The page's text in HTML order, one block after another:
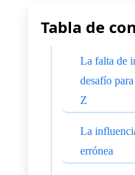
Tabla de
La falta de
desafío
Z
La
errónea